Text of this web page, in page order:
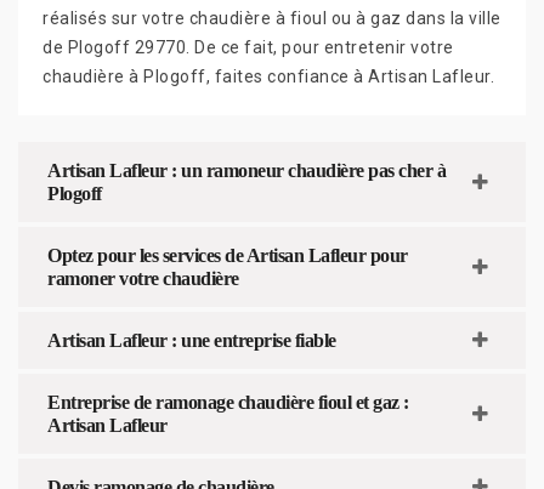
réalisés sur votre chaudière à fioul ou à gaz dans la ville
de Plogoff 29770. De ce fait, pour entretenir votre
chaudière à Plogoff, faites confiance à Artisan Lafleur.
Artisan Lafleur : un ramoneur chaudière pas cher à
Plogoff
Optez pour les services de Artisan Lafleur pour
ramoner votre chaudière
Artisan Lafleur : une entreprise fiable
Entreprise de ramonage chaudière fioul et gaz :
Artisan Lafleur